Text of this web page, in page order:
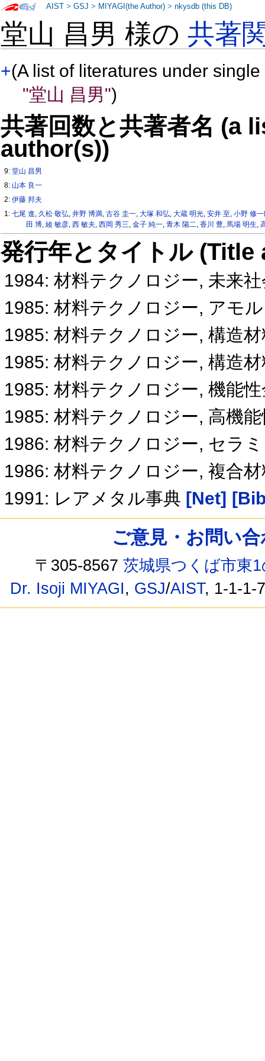
堂山 昌男 様の共著
+(A list of literatures under
"堂山 昌男")
共著回数と共著者名 (a
author(s))
9:堂山 昌男
8: 山本 良一
2:伊藤 邦夫
1:七尾 進, 久松 敬弘,井野 博満,古谷 圭一,大塚 和弘,大蔵 明光,安井 至,小野 修
田 博, 綾 敏彦, 西 敏夫, 西岡 秀三, 金子 純一, 青木 陽二, 香川 豊, 馬場 明生,
発行年とタイトル
1984: 材料テクノロジー, 未来
1985: 材料テクノロジー, アモ
1985: 材料テクノロジー, 構造
1985: 材料テクノロジー, 構造
1985: 材料テクノロジー, 機能
1985: 材料テクノロジー, 高機
1986: 材料テクノロジー, セラ
1986: 材料テクノロジー, 複合
1991: レアメタル事典 [Net]
AIST >GSJ > MIYAGI(the Author) >nkysdb (this DB)
ご意見・お問い
〒305-8567茨城県つくば市東
Dr. Isoji MIYAGI, GSJ/AIST, 1-1-1-